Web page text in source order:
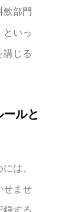
飲部門
といっ
講じる
ルと
は、
せませ
録する